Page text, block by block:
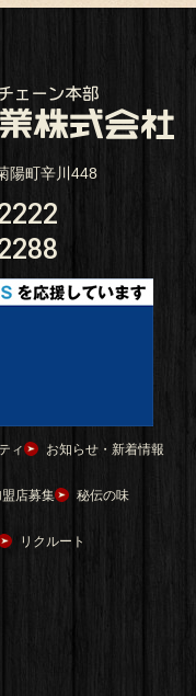
陽町辛川448
ィ お知らせ・新着情報
盟店募集 秘伝の味
リクルート